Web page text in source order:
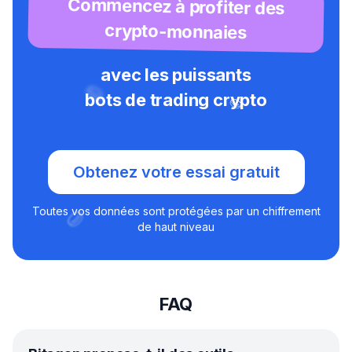
Commencez à profiter des
crypto-monnaies
avec les puissants
bots de trading crypto
Obtenez votre essai gratuit
Toutes vos données sont protégées par un chiffrement
de haut niveau
FAQ